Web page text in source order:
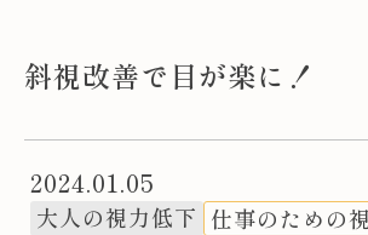
斜視改善で目が楽に！
2024.01.05
大人の視力低下 仕事のための